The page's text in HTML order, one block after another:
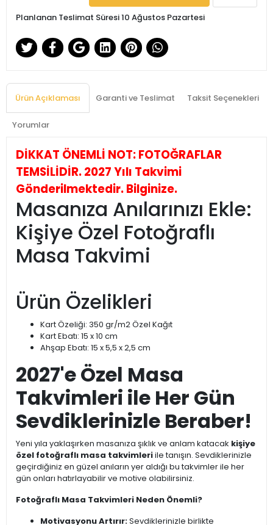
Planlanan Teslimat Süresi 10 Ağustos Pazartesi
Ürün Açıklaması Garanti ve Teslimat Taksit Seçenekleri
Yorumlar
DİKKAT ÖNEMLİ NOT: FOTOĞRAFLAR
TEMSİLİDİR. 2027 Yılı Takvimi
Gönderilmektedir. Bilginize.
Masanıza Anılarınızı Ekle:
Kişiye Özel Fotoğraflı
Masa Takvimi
Ürün Özelikleri
Kart Özeliği: 350 gr/m2 Özel Kağıt
Kart Ebatı: 15 x 10 cm
Ahşap Ebatı: 15 x 5,5 x 2,5 cm
2027'e Özel Masa
Takvimleri ile Her Gün
Sevdiklerinizle Beraber!
Yeni yıla yaklaşırken masanıza şıklık ve anlam katacak kişiye
özel fotoğraflı masa takvimleriile tanışın. Sevdiklerinizle
geçirdiğiniz en güzel anıların yer aldığı bu takvimler ile her
gün onları hatırlayabilir ve motive olabilirsiniz.
Fotoğraflı Masa Takvimleri Neden Önemli?
Motivasyonu Artırır:Sevdiklerinizle birlikte